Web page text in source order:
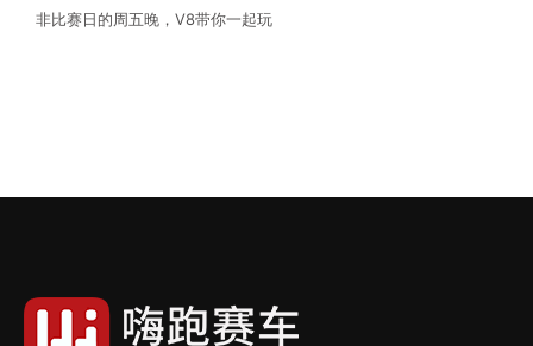
非比赛日的周五晚，V8带你一起玩